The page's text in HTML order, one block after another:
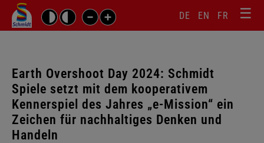
☰
DE EN FR
Suchbegriffe
Earth Overshoot Day 2024: Schmidt
Spiele setzt mit dem kooperativem
Kennerspiel des Jahres „e-Mission“ ein
Zeichen für nachhaltiges Denken und
Handeln